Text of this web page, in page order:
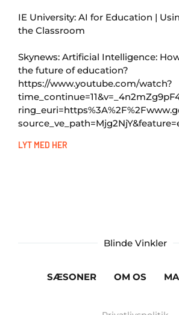
IE University: AI for Education |
the Classroom
Skynews: Artificial Intelligence:
the future of education?
https://www.youtube.com/watch?
LYT MED HER
Blinde Vinkler
SÆSONER OM OS